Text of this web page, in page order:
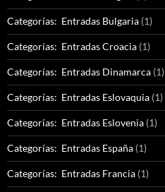
Categorías: Entradas Bulgaria (1)
Categorías: Entradas Croacia (1)
Categorías: Entradas Dinamarca (1)
Categorías: Entradas Eslovaquia (1)
Categorías: Entradas Eslovenia (1)
Categorías: Entradas España (1)
Categorías: Entradas Francia (1)